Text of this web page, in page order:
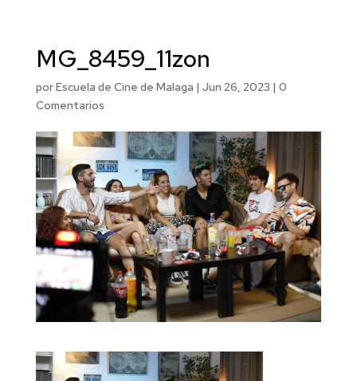
MG_8459_11zon
porEscuela de Cine de Malaga | Jun 26, 2023 | 0
Comentarios